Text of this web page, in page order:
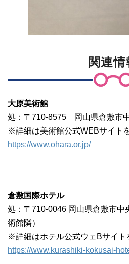
関連情
大原美術館
処：〒710-8575 岡山県倉敷市
※詳細は美術館公式WEBサイト
https://www.ohara.or.jp/
倉敷国際ホテル
処：〒710-0046 岡山県倉敷市中
術館隣）
※詳細はホテル公式ウェBサイト
https://www.kurashiki-kokusai-